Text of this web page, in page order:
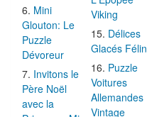
Mini
Glouton: Le
Puzzle
Dévoreur
Invitons le
Père Noël
avec la
Viking
Délices
Glacés Félin
Puzzle
Voitures
Allemandes
Vintage